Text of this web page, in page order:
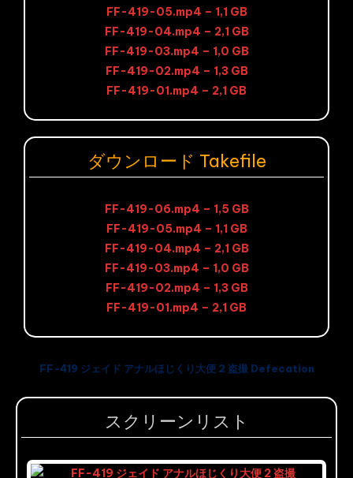
FF-419-05.mp4 – 1,1 GB
FF-419-04.mp4 – 2,1 GB
FF-419-03.mp4 – 1,0 GB
FF-419-02.mp4 – 1,3 GB
FF-419-01.mp4 – 2,1 GB
ダウンロード Takefile
FF-419-06.mp4 – 1,5 GB
FF-419-05.mp4 – 1,1 GB
FF-419-04.mp4 – 2,1 GB
FF-419-03.mp4 – 1,0 GB
FF-419-02.mp4 – 1,3 GB
FF-419-01.mp4 – 2,1 GB
FF-419 ジェイド アナルほじくり大便 2 盗撮 Defecation
スクリーンリスト